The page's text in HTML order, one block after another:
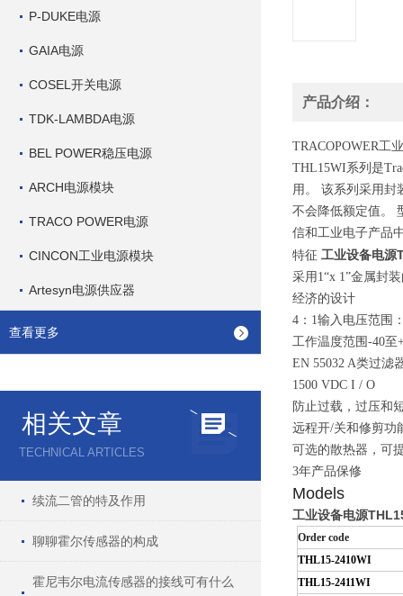
P-DUKE电源
GAIA电源
COSEL开关电源
TDK-LAMBDA电源
BEL POWER稳压电源
ARCH电源模块
TRACO POWER电源
CINCON工业电源模块
Artesyn电源供应器
查看更多
相关文章
TECHNICAL ARTICLES
续流二管的特及作用
聊聊霍尔传感器的构成
霍尼韦尔电流传感器的接线可有什么
产品介绍：
TRACOPOWER工
THL15WI系列是
用。 该系列采用封
不会降低额定值。
信和工业电子产品
特征 工业设备电源
采用1“x 1”金属封
经济的设计
4：1输入电压范围
工作温度范围-40至
EN 55032 A类过滤
1500 VDC I / O
防止过载，过压和
远程开/关和修剪功
可选的散热器，可
3年产品保修
Models
工业设备电源
Order code
THL15-2410WI
THL15-2411WI